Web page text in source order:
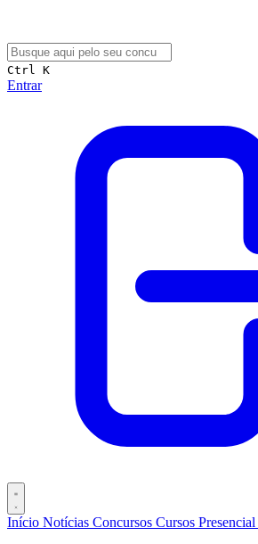
Ctrl K
Entrar
Início Notícias Concursos Cursos Presencial